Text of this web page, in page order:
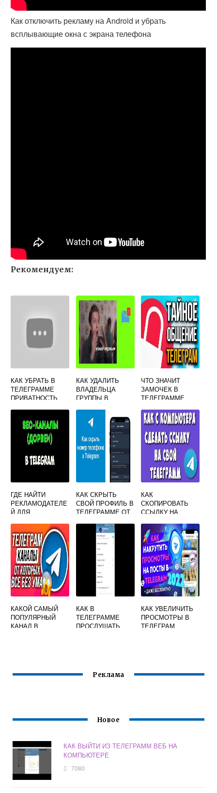
Как отключить рекламу на Android и убрать
всплывающие окна с экрана телефона
Рекомендуем:
КАК УБРАТЬ В
ТЕЛЕГРАММЕ
ПРИВАТНОСТЬ
КАК УДАЛИТЬ
ВЛАДЕЛЬЦА
ГРУППЫ В
ЧТО ЗНАЧИТ
ЗАМОЧЕК В
ТЕЛЕГРАММЕ
ГДЕ НАЙТИ
РЕКЛАМОДАТЕЛЕ
Й ДЛЯ
КАНАЛА
КАК СКРЫТЬ
СВОЙ ПРОФИЛЬ В
ТЕЛЕГРАММЕ ОТ
КАК
СКОПИРОВАТЬ
ССЫЛКУ НА
ТЕЛЕГРАММЕ
ПРОФИЛЬ
ДРУГОГО
КАКОЙ САМЫЙ
ПОПУЛЯРНЫЙ
КАНАЛ В
КАК В
ТЕЛЕГРАММЕ
ПРОСЛУШАТЬ
КАК УВЕЛИЧИТЬ
ПРОСМОТРЫ В
ТЕЛЕГРАМ
Реклама
Новое
КАК ВЫЙТИ ИЗ ТЕЛЕГРАММ ВЕБ НА
КОМПЬЮТЕРЕ
7080